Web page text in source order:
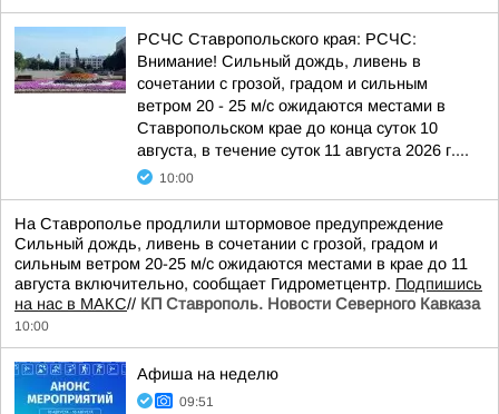
РСЧС Ставропольского края: РСЧС:
Внимание! Сильный дождь, ливень в
сочетании с грозой, градом и сильным
ветром 20 - 25 м/с ожидаются местами в
Ставропольском крае до конца суток 10
августа, в течение суток 11 августа 2026 г....
10:00
На Ставрополье продлили штормовое предупреждение
Сильный дождь, ливень в сочетании с грозой, градом и
сильным ветром 20-25 м/с ожидаются местами в крае до 11
августа включительно, сообщает Гидрометцентр. Подпишись
на нас в МАКС// КП Ставрополь. Новости Северного Кавказа
10:00
Афиша на неделю
09:51